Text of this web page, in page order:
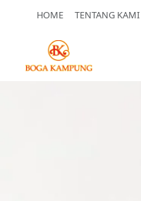
HOME TENTANG KAMI